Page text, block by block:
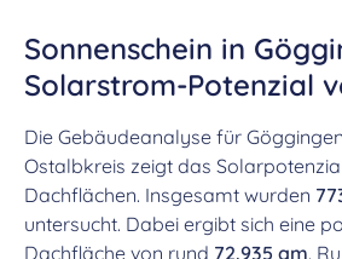
Sonnenschein in
Solarstrom-Potenzial
Die Gebäudeanalyse für
Ostalbkreis zeigt das
Dachflächen. Insgesamt wurden
untersucht. Dabei ergibt sich eine
Dachfläche von rund 72.935 qm.